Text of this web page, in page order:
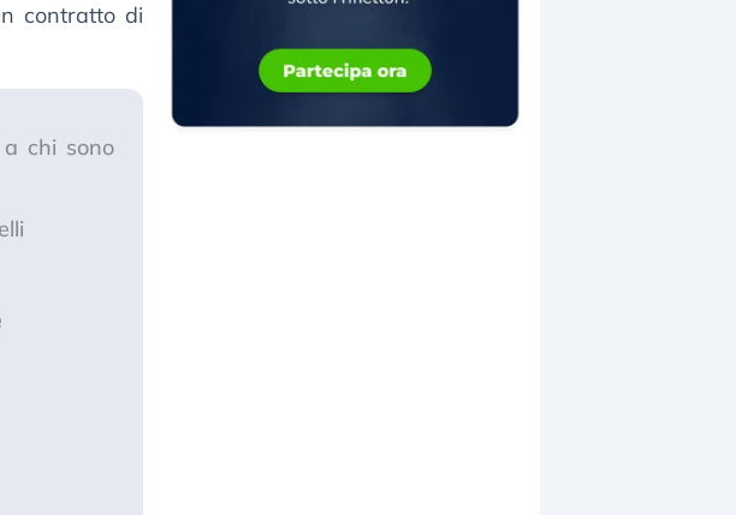
contratto di
chi sono